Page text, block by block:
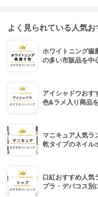
よく見られている人気
ホワイトニング歯
の多い市販品を中
アイシャドウおす
色&ラメ入り商品
マニキュア人気ラ
乾タイプのネイル
口紅おすすめ人気
プラ・デパコス別